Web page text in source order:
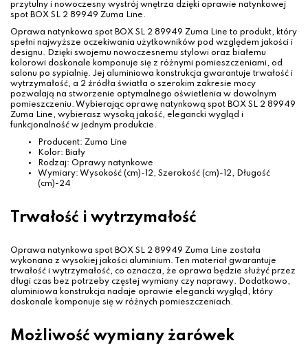
przytulny i nowoczesny wystrój wnętrza dzięki oprawie natynkowej
spot BOX SL 2 89949 Zuma Line.
Oprawa natynkowa spot BOX SL 2 89949 Zuma Line to produkt, który
spełni najwyższe oczekiwania użytkowników pod względem jakości i
designu. Dzięki swojemu nowoczesnemu stylowi oraz białemu
kolorowi doskonale komponuje się z różnymi pomieszczeniami, od
salonu po sypialnię. Jej aluminiowa konstrukcja gwarantuje trwałość i
wytrzymałość, a 2 źródła światła o szerokim zakresie mocy
pozwalają na stworzenie optymalnego oświetlenia w dowolnym
pomieszczeniu. Wybierając oprawę natynkową spot BOX SL 2 89949
Zuma Line, wybierasz wysoką jakość, elegancki wygląd i
funkcjonalność w jednym produkcie.
Producent: Zuma Line
Kolor: Biały
Rodzaj: Oprawy natynkowe
Wymiary: Wysokość (cm)-12, Szerokość (cm)-12, Długość
(cm)-24
Trwałość i wytrzymałość
Oprawa natynkowa spot BOX SL 2 89949 Zuma Line została
wykonana z wysokiej jakości aluminium. Ten materiał gwarantuje
trwałość i wytrzymałość, co oznacza, że oprawa będzie służyć przez
długi czas bez potrzeby częstej wymiany czy naprawy. Dodatkowo,
aluminiowa konstrukcja nadaje oprawie elegancki wygląd, który
doskonale komponuje się w różnych pomieszczeniach.
Możliwość wymiany żarówek